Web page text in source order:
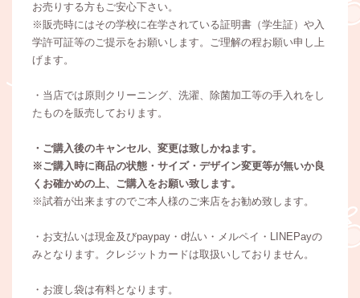
お売りする方もご安心下さい。
※販売時にはその学校に在学されている証明書（学生証）や入
学許可証等のご提示をお願いします。ご理解の程お願い申し上
げます。
・当店では原則クリーニング、洗濯、除菌加工等の手入れをし
たものを販売しております。
・ご購入後のキャンセル、変更は致しかねます。
※ご購入時に商品の状態・サイズ・デザイン変更等が無いか良
くお確かめの上、ご購入をお願い致します。
※試着が出来ますのでご本人様のご来店をお勧め致します。
・お支払いは現金及びpaypay・d払い・メルペイ・LINEPayの
みとなります。クレジットカードは取扱いしておりません。
・お渡し袋は有料となります。